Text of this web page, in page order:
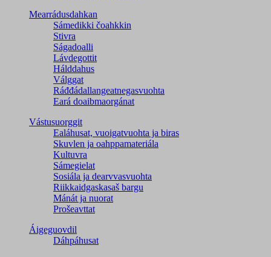
Mearrádusdahkan
Sámedikki čoahkkin
Stivra
Ságadoalli
Lávdegottit
Hálddahus
Válggat
Ráđđádallangeatnegas­vuohta
Eará doaibmaorgánat
Vástusuorggit
Ealáhusat, vuoigatvuohta ja biras
Skuvlen ja oahppamateriála
Kultuvra
Sámegielat
Sosiála ja dearvvasvuohta
Riikkaidgaskasaš bargu
Mánát ja nuorat
Prošeavttat
Áigeguovdil
Dáhpáhusat